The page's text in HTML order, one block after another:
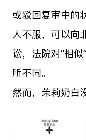
或驳回复审中的
人不服，可以向
讼，法院对“相
所不同。
然而，茉莉奶白